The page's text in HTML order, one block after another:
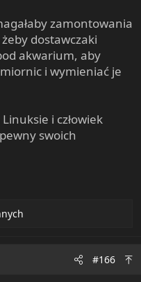
zamontowania
dostawczaki
akwarium, aby
i wymieniać je
i człowiek
swoich
#166